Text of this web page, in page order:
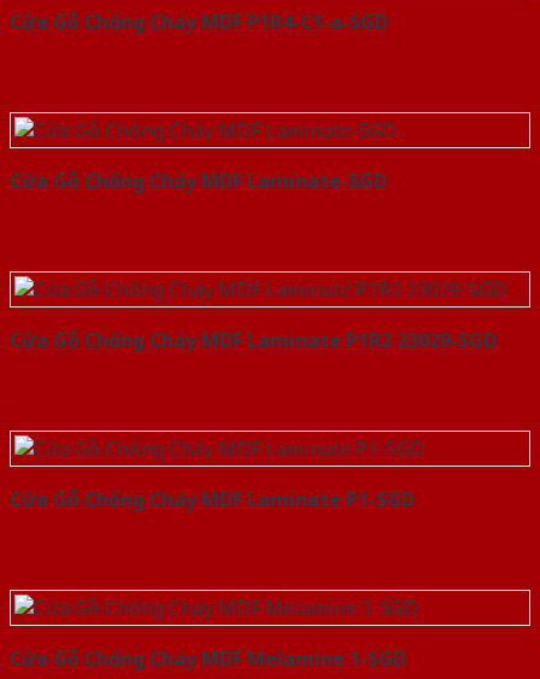
Cửa Gỗ Chống Cháy MDF P1R4-C1-a-SGD
Cửa Gỗ Chống Cháy MDF Laminate-SGD
Cửa Gỗ Chống Cháy MDF Laminate P1R2 23029-SGD
Cửa Gỗ Chống Cháy MDF Laminate P1-SGD
Cửa Gỗ Chống Cháy MDF Melamine 1-SGD